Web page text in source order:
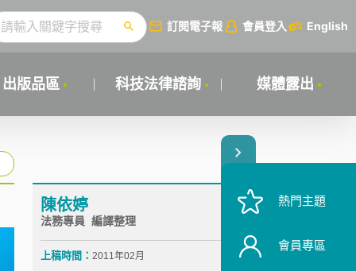
訂閱電子報 會員登入 English
出版品區 科技法律諮詢 媒體露出
陳依婷
法務專員 編譯整理
上稿時間： 2011年02月
熱門主題
會員專區